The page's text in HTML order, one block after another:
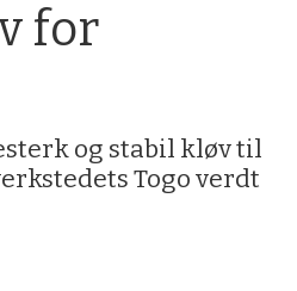
for
og stabil kløv til
Togo verdt